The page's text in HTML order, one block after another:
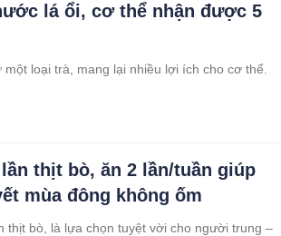
lá ổi, cơ thể nhận được 5
loại trà, mang lại nhiều lợi ích cho cơ thể.
thịt bò, ăn 2 lần/tuần giúp
mùa đông không ốm
thịt bò, là lựa chọn tuyệt vời cho người trung –